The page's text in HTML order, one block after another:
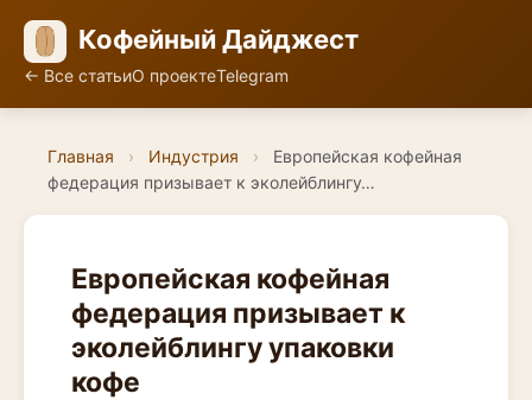
Кофейный Дайджест
← Все статьиО проектеTelegram
Главная › Индустрия ›
Европейская кофейная
федерация призывает к эколейблингу…
Европейская кофейная
федерация призывает к
эколейблингу упаковки
кофе